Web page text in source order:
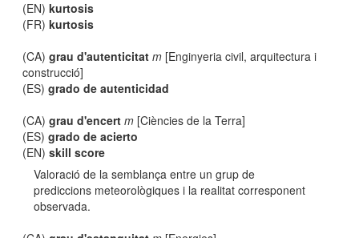
(EN)kurtosis
(FR)kurtosis
(CA)grau d'autenticitat m [Enginyeria civil, arquitectura i
construcció]
(ES)grado de autenticidad
(CA)grau d'encert m [Ciències de la Terra]
(ES)grado de acierto
(EN)skill score
Valoració de la semblança entre un grup de
prediccions meteorològiques i la realitat corresponent
observada.